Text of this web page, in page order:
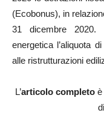
(Ecobonus), in
31 dicembre 2020.
energetica l’aliquota
alle ristrutturazioni
L’articolo completo è
di